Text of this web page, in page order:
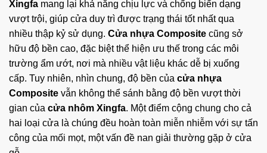
Xingfa mang lại khả năng chịu lực và chống biến dạng
vượt trội, giúp cửa duy trì được trạng thái tốt nhất qua
nhiều thập kỷ sử dụng. Cửa nhựa Composite cũng sở
hữu độ bền cao, đặc biệt thể hiện ưu thế trong các môi
trường ẩm ướt, nơi mà nhiều vật liệu khác dễ bị xuống
cấp. Tuy nhiên, nhìn chung, độ bền của cửa nhựa
Composite vẫn không thể sánh bằng độ bền vượt thời
gian của cửa nhôm Xingfa. Một điểm cộng chung cho cả
hai loại cửa là chúng đều hoàn toàn miễn nhiễm với sự tấn
công của mối mọt, một vấn đề nan giải thường gặp ở cửa